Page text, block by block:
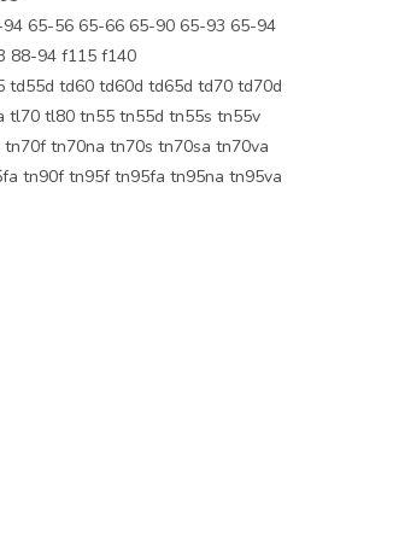
65-56 65-66 65-90 65-93 65-94
88-94 f115 f140
td55d td60 td60d td65d td70 td70d
tl70 tl80 tn55 tn55d tn55s tn55v
tn70na tn70s tn70sa tn70va
tn90f tn95f tn95fa tn95na tn95va